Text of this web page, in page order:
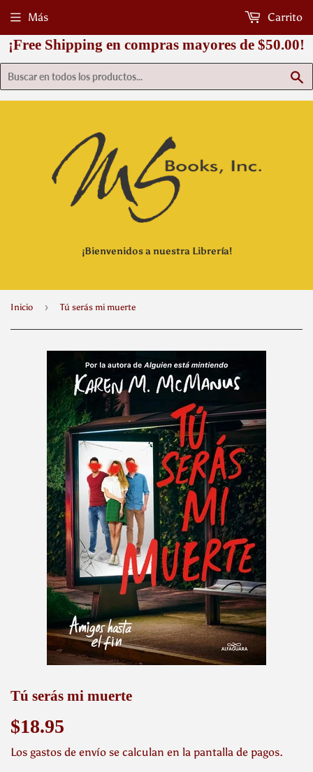
¡Free Shipping en compras mayores de $50.00!
¡Bienvenidos a nuestra Librería!
Más Carrito
Inicio › Tú serás mi muerte
Tú serás mi muerte
$18.95
Los gastos de envío se calculan en la pantalla de pagos.